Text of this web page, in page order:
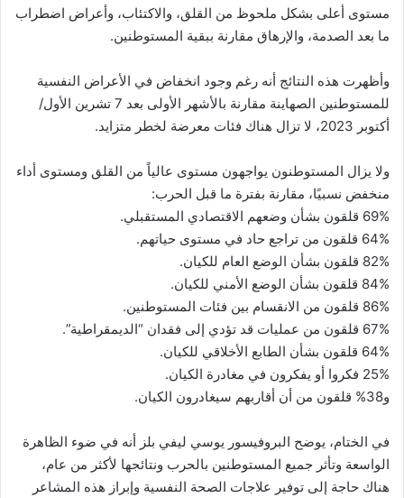
مستوى أعلى بشكل ملحوظ من القلق، والاكتئاب، وأعراض اضطراب
ما بعد الصدمة، والإرهاق مقارنة ببقية المستوطنين.
وأظهرت هذه النتائج أنه رغم وجود انخفاض في الأعراض النفسية
للمستوطنين الصهاينة مقارنة بالأشهر الأولى بعد 7 تشرين الأول/
أكتوبر 2023، لا تزال هناك فئات معرضة لخطر متزايد.
ولا يزال المستوطنون يواجهون مستوى عالياً من القلق ومستوى أداء
منخفض نسبيًا، مقارنة بفترة ما قبل الحرب:
69% قلقون بشأن وضعهم الاقتصادي المستقبلي.
64% قلقون من تراجع حاد في مستوى حياتهم.
82% قلقون بشأن الوضع العام للكيان.
84% قلقون بشأن الوضع الأمني للكيان.
86% قلقون من الانقسام بين فئات المستوطنين.
67% قلقون من عمليات قد تؤدي إلى فقدان “الديمقراطية”.
64% قلقون بشأن الطابع الأخلاقي للكيان.
25% فكروا أو يفكرون في مغادرة الكيان.
و38% قلقون من أن أقاربهم سيغادرون الكيان.
في الختام، يوضح البروفيسور يوسي ليفي بلز أنه في ضوء الظاهرة
الواسعة وتأثر جميع المستوطنين بالحرب ونتائجها لأكثر من عام،
هناك حاجة إلى توفير علاجات الصحة النفسية وإبراز هذه المشاعر